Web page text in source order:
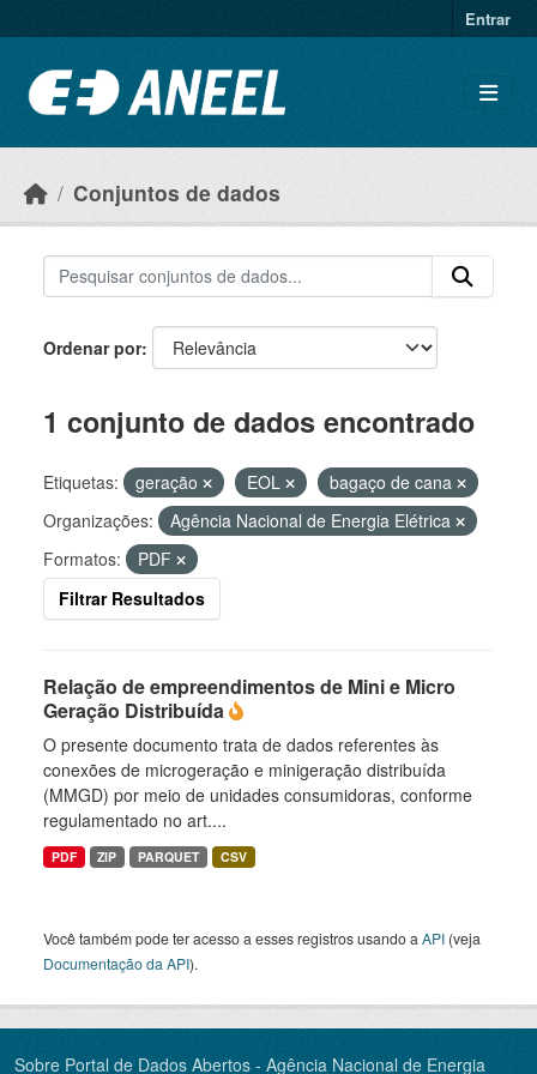
Entrar
Conjuntos de dados
Ordenar por
1 conjunto de dados encontrado
Etiquetas: geração EOL
bagaço de cana
Organizações:
Agência Nacional de Energia Elétrica
Formatos:
PDF
Filtrar Resultados
Relação de empreendimentos de Mini e Micro
Geração Distribuída
O presente documento trata de dados referentes às
conexões de microgeração e minigeração distribuída
(MMGD) por meio de unidades consumidoras, conforme
regulamentado no art....
PDF ZIP PARQUET CSV
Você também pode ter acesso a esses registros usando a API (veja
Documentação da API).
Sobre Portal de Dados Abertos - Agência Nacional de Energia